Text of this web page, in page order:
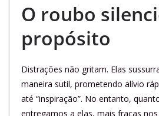
O roubo
propósito
Distrações não gritam. Elas
maneira sutil, prometendo alívio
até “inspiração”. No entanto,
entregamos a elas, mais fracas